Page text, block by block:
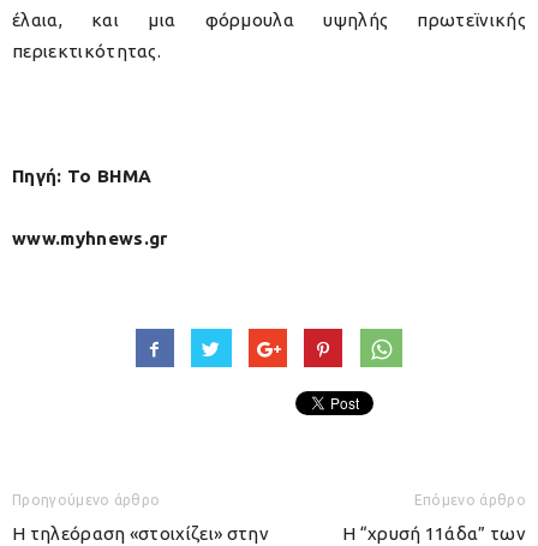
έλαια, και μια φόρμουλα υψηλής πρωτεϊνικής
περιεκτικότητας.
Πηγή: Το ΒΗΜΑ
www.myhnews.gr
Προηγούμενο άρθρο
Η τηλεόραση «στοιχίζει» στην
Επόμενο άρθρο
Η “χρυσή 11άδα” των